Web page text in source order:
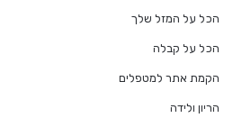
הכל על המזל שלך
הכל על קבלה
הקמת אתר למטפלים
הריון ולידה